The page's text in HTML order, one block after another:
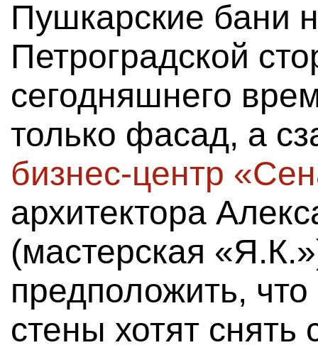
Пушкарские бани
Петроградской
сегодняшнего
только фасад, а
бизнес-центр
архитектора
(мастерская
предположить,
стены хотят снять